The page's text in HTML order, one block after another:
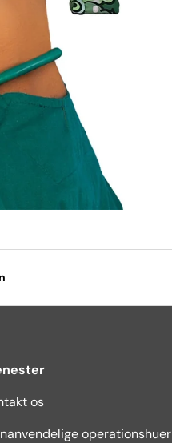
os
operationshuer